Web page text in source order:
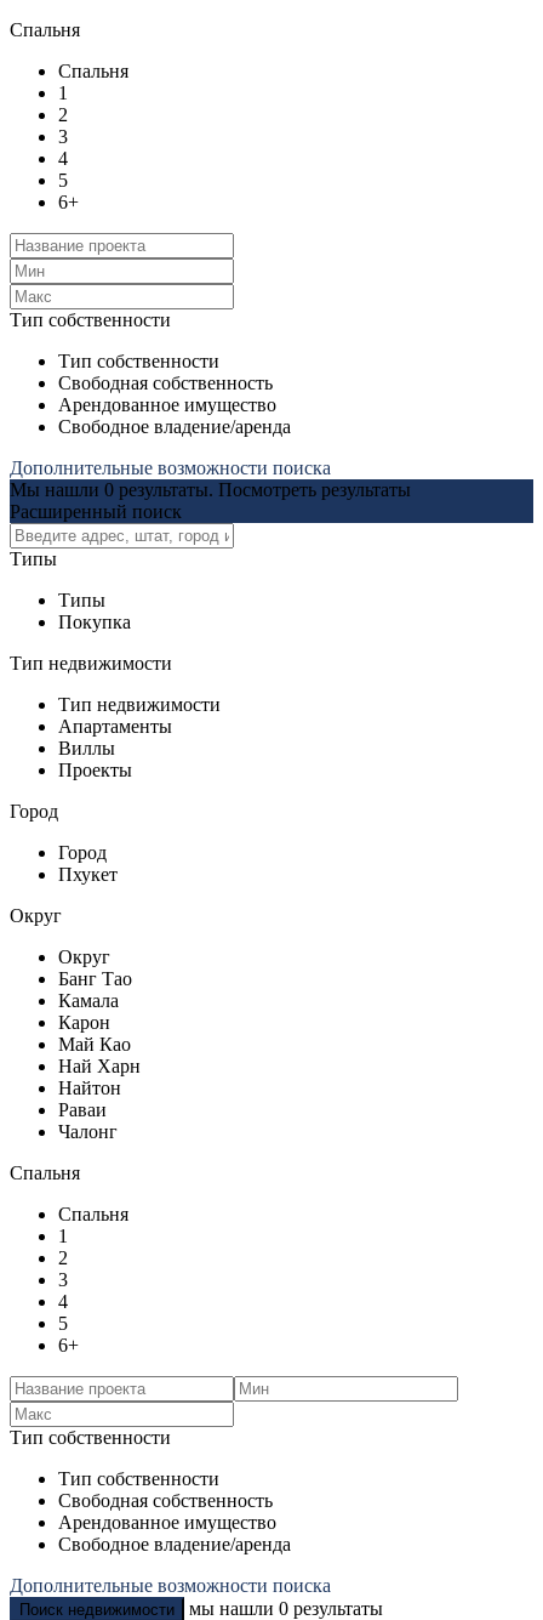
Спальня
Спальня
1
2
3
4
5
6+
Тип собственности
Тип собственности
Свободная собственность
Арендованное имущество
Свободное владение/аренда
Дополнительные возможности поиска
Мы нашли 0 результаты. Посмотреть результаты
Расширенный поиск
Типы
Типы
Покупка
Тип недвижимости
Тип недвижимости
Апартаменты
Виллы
Проекты
Город
Город
Пхукет
Округ
Округ
Банг Тао
Камала
Карон
Май Као
Най Харн
Найтон
Раваи
Чалонг
Спальня
Спальня
1
2
3
4
5
6+
Тип собственности
Тип собственности
Свободная собственность
Арендованное имущество
Свободное владение/аренда
Дополнительные возможности поиска
Поиск недвижимости мы нашли 0 результаты